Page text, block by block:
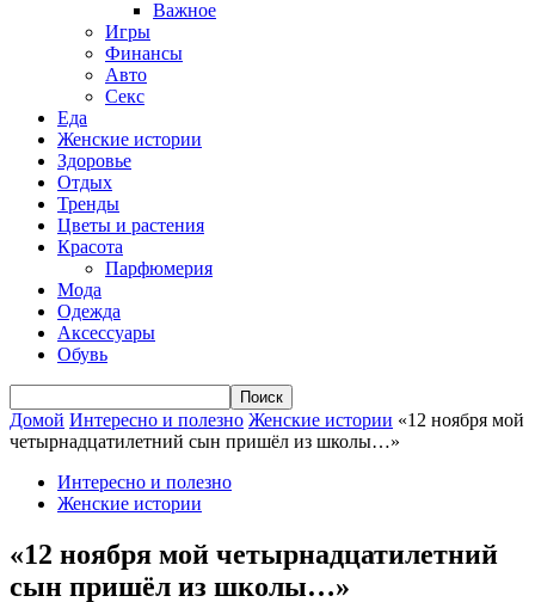
Важное
Игры
Финансы
Авто
Секс
Еда
Женские истории
Здоровье
Отдых
Тренды
Цветы и растения
Красота
Парфюмерия
Мода
Одежда
Аксессуары
Обувь
Домой Интересно и полезно Женские истории «12 ноября мой
четырнадцатилетний сын пришёл из школы…»
Интересно и полезно
Женские истории
«12 ноября мой четырнадцатилетний
сын пришёл из школы…»